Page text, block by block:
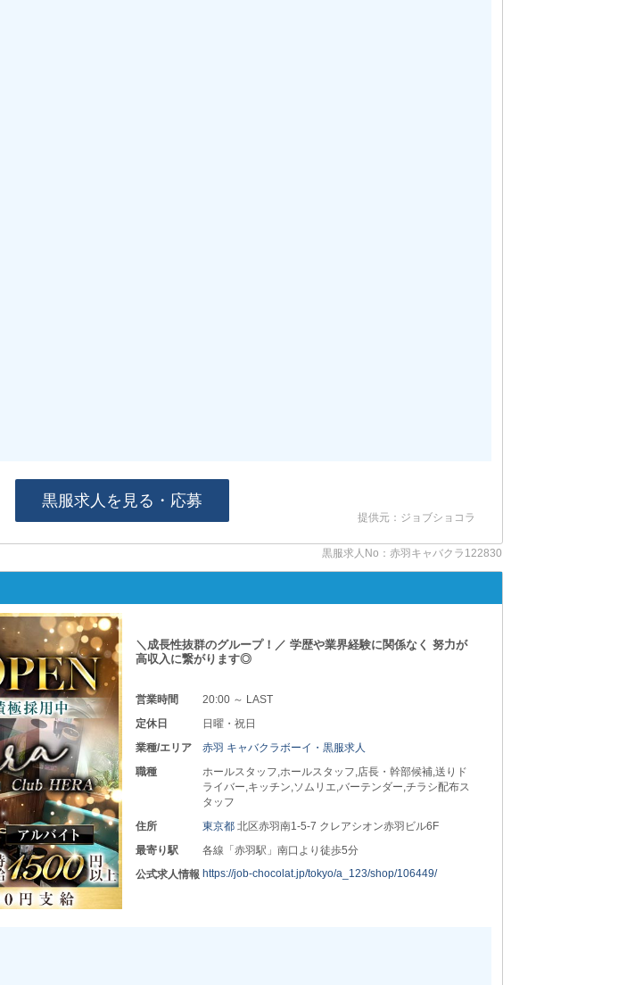
黒服求人を見る・応募
提供元：ジョブショコラ
黒服求人No：赤羽キャバクラ122830
＼成長性抜群のグループ！／ 学歴や業界経験に関係なく 努力が
高収入に繋がります◎
営業時間
20:00 ～ LAST
定休日
日曜・祝日
業種/エリア
赤羽 キャバクラボーイ・黒服求人
職種
ホールスタッフ,ホールスタッフ,店長・幹部候補,送りド
ライバー,キッチン,ソムリエ,バーテンダー,チラシ配布ス
タッフ
住所
東京都 北区赤羽南1-5-7 クレアシオン赤羽ビル6F
最寄り駅
各線「赤羽駅」南口より徒歩5分
公式求人情報 https://job-chocolat.jp/tokyo/a_123/shop/106449/